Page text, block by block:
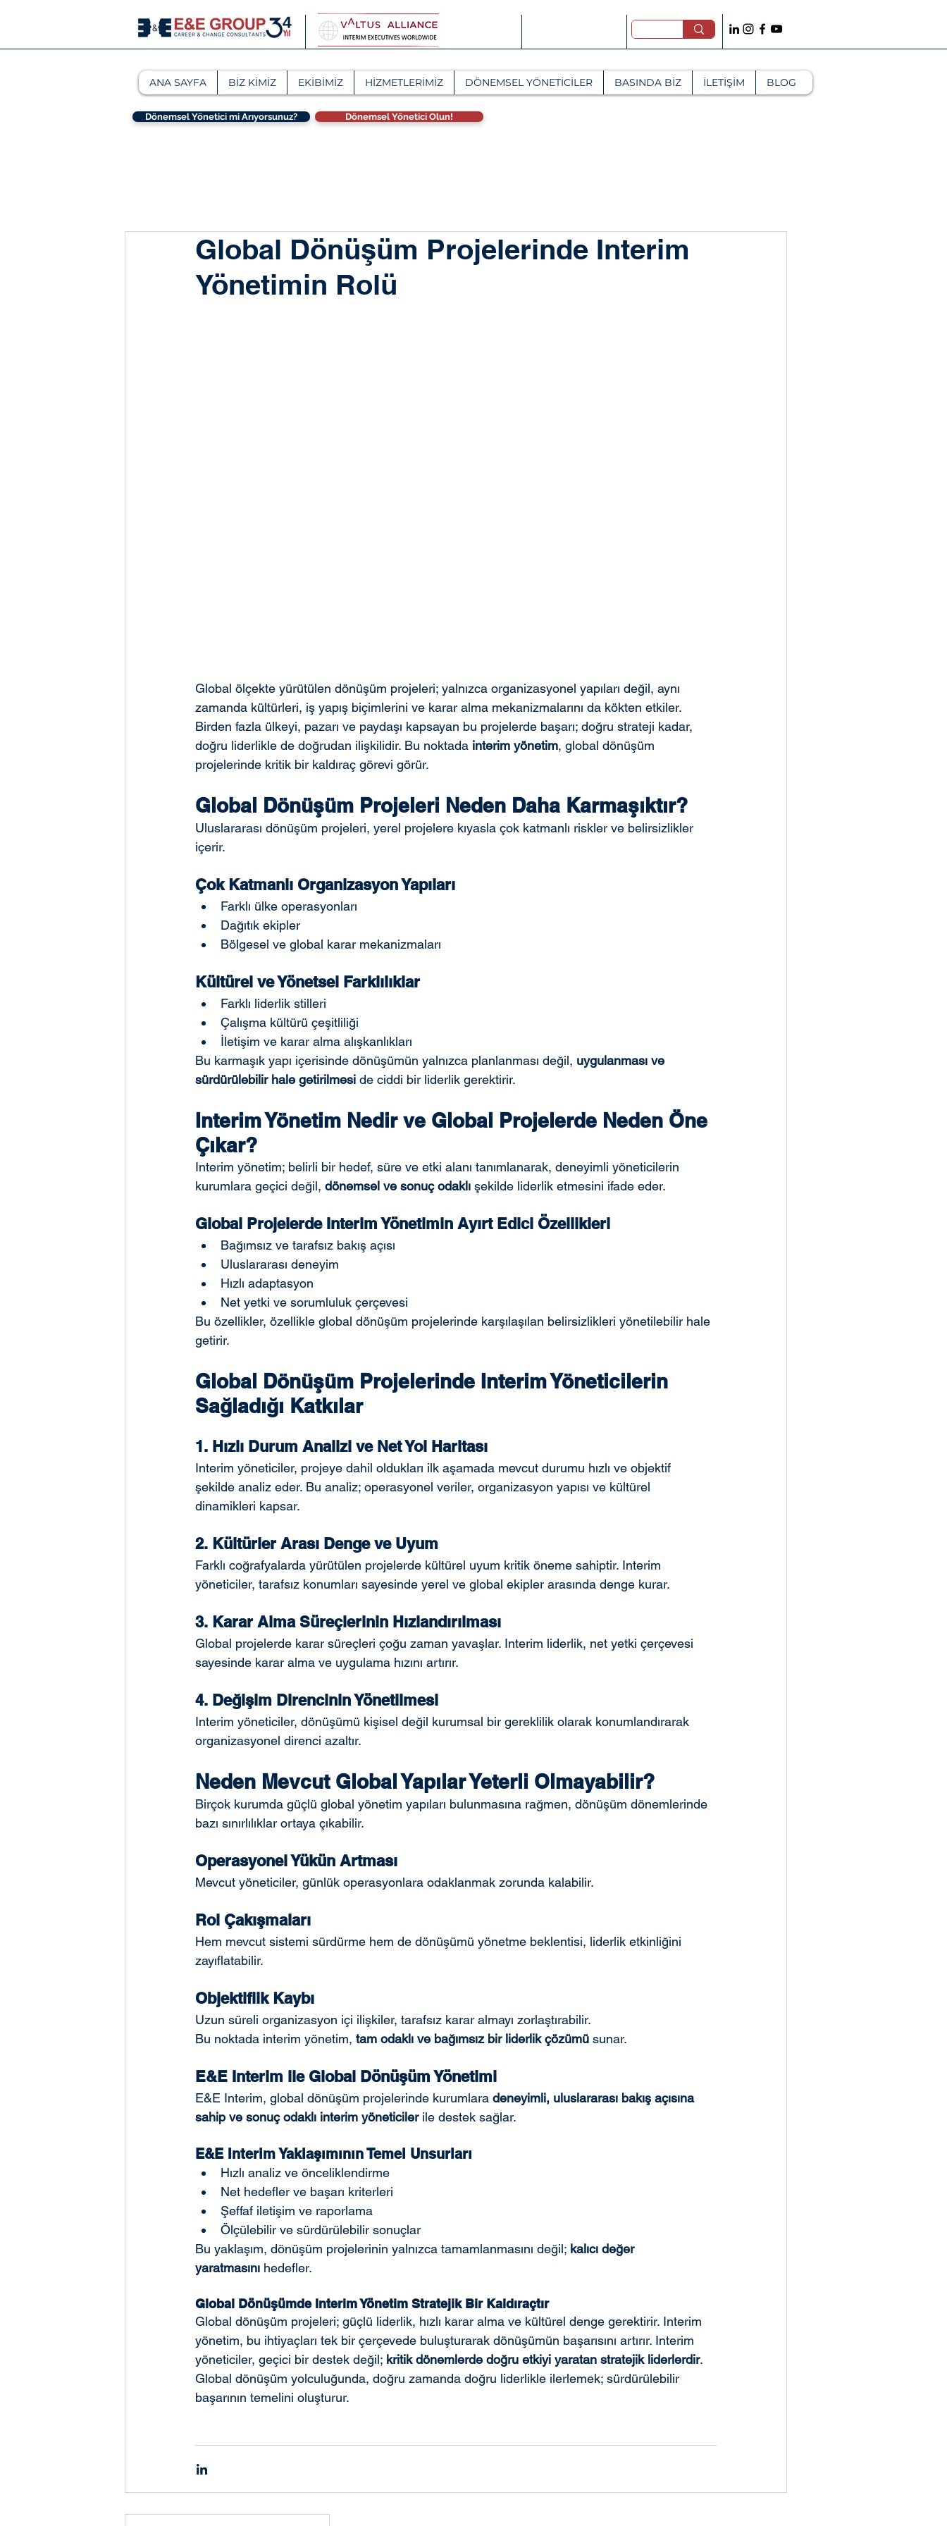
ANA SAYFA BİZ KİMİZ EKİBİMİZ HİZMETLERİMİZ DÖNEMSEL YÖNETİCİLER BASINDA BİZ İLETİŞİM BLOG
Dönemsel Yönetici mi Arıyorsunuz? Dönemsel Yönetici Olun!
Global Dönüşüm Projelerinde Interim
Yönetimin Rolü
Global ölçekte yürütülen dönüşüm projeleri; yalnızca organizasyonel yapıları değil, aynı
zamanda kültürleri, iş yapış biçimlerini ve karar alma mekanizmalarını da kökten etkiler.
Birden fazla ülkeyi, pazarı ve paydaşı kapsayan bu projelerde başarı; doğru strateji kadar,
doğru liderlikle de doğrudan ilişkilidir. Bu noktada interim yönetim, global dönüşüm
projelerinde kritik bir kaldıraç görevi görür.
Global Dönüşüm Projeleri Neden Daha Karmaşıktır?
Uluslararası dönüşüm projeleri, yerel projelere kıyasla çok katmanlı riskler ve belirsizlikler
içerir.
Çok Katmanlı Organizasyon Yapıları
Farklı ülke operasyonları
Dağıtık ekipler
Bölgesel ve global karar mekanizmaları
Kültürel ve Yönetsel Farklılıklar
Farklı liderlik stilleri
Çalışma kültürü çeşitliliği
İletişim ve karar alma alışkanlıkları
Bu karmaşık yapı içerisinde dönüşümün yalnızca planlanması değil, uygulanması ve
sürdürülebilir hale getirilmesi de ciddi bir liderlik gerektirir.
Interim Yönetim Nedir ve Global Projelerde Neden Öne
Çıkar?
Interim yönetim; belirli bir hedef, süre ve etki alanı tanımlanarak, deneyimli yöneticilerin
kurumlara geçici değil, dönemsel ve sonuç odaklı şekilde liderlik etmesini ifade eder.
Global Projelerde Interim Yönetimin Ayırt Edici Özellikleri
Bağımsız ve tarafsız bakış açısı
Uluslararası deneyim
Hızlı adaptasyon
Net yetki ve sorumluluk çerçevesi
Bu özellikler, özellikle global dönüşüm projelerinde karşılaşılan belirsizlikleri yönetilebilir hale
getirir.
Global Dönüşüm Projelerinde Interim Yöneticilerin
Sağladığı Katkılar
1. Hızlı Durum Analizi ve Net Yol Haritası
Interim yöneticiler, projeye dahil oldukları ilk aşamada mevcut durumu hızlı ve objektif
şekilde analiz eder. Bu analiz; operasyonel veriler, organizasyon yapısı ve kültürel
dinamikleri kapsar.
2. Kültürler Arası Denge ve Uyum
Farklı coğrafyalarda yürütülen projelerde kültürel uyum kritik öneme sahiptir. Interim
yöneticiler, tarafsız konumları sayesinde yerel ve global ekipler arasında denge kurar.
3. Karar Alma Süreçlerinin Hızlandırılması
Global projelerde karar süreçleri çoğu zaman yavaşlar. Interim liderlik, net yetki çerçevesi
sayesinde karar alma ve uygulama hızını artırır.
4. Değişim Direncinin Yönetilmesi
Interim yöneticiler, dönüşümü kişisel değil kurumsal bir gereklilik olarak konumlandırarak
organizasyonel direnci azaltır.
Neden Mevcut Global Yapılar Yeterli Olmayabilir?
Birçok kurumda güçlü global yönetim yapıları bulunmasına rağmen, dönüşüm dönemlerinde
bazı sınırlılıklar ortaya çıkabilir.
Operasyonel Yükün Artması
Mevcut yöneticiler, günlük operasyonlara odaklanmak zorunda kalabilir.
Rol Çakışmaları
Hem mevcut sistemi sürdürme hem de dönüşümü yönetme beklentisi, liderlik etkinliğini
zayıflatabilir.
Objektiflik Kaybı
Uzun süreli organizasyon içi ilişkiler, tarafsız karar almayı zorlaştırabilir.
Bu noktada interim yönetim, tam odaklı ve bağımsız bir liderlik çözümü sunar.
E&E Interim ile Global Dönüşüm Yönetimi
E&E Interim, global dönüşüm projelerinde kurumlara deneyimli, uluslararası bakış açısına
sahip ve sonuç odaklı interim yöneticiler ile destek sağlar.
E&E Interim Yaklaşımının Temel Unsurları
Hızlı analiz ve önceliklendirme
Net hedefler ve başarı kriterleri
Şeffaf iletişim ve raporlama
Ölçülebilir ve sürdürülebilir sonuçlar
Bu yaklaşım, dönüşüm projelerinin yalnızca tamamlanmasını değil; kalıcı değer
yaratmasını hedefler.
Global Dönüşümde Interim Yönetim Stratejik Bir Kaldıraçtır
Global dönüşüm projeleri; güçlü liderlik, hızlı karar alma ve kültürel denge gerektirir. Interim
yönetim, bu ihtiyaçları tek bir çerçevede buluşturarak dönüşümün başarısını artırır. Interim
yöneticiler, geçici bir destek değil; kritik dönemlerde doğru etkiyi yaratan stratejik liderlerdir.
Global dönüşüm yolculuğunda, doğru zamanda doğru liderlikle ilerlemek; sürdürülebilir
başarının temelini oluşturur.